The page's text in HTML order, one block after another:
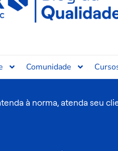
Comunidade
à norma, atenda seu